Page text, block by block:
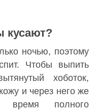
кусают?
ночью, поэтому
Чтобы выпить
хоботок,
и через него же
время полного